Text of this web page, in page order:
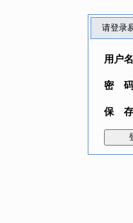
请登录
用户名
密 码
保 存